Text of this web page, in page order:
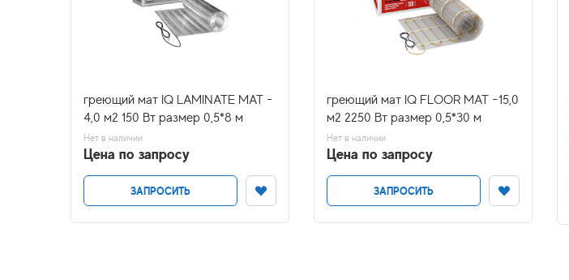
греющий мат IQ LAMINATE MAT -
4,0 м2 150 Вт размер 0,5*8 м
Нет в наличии
Цена по запросу
ЗАПРОСИТЬ
греющий мат IQ FLOOR MAT -15,0
м2 2250 Вт размер 0,5*30 м
Нет в наличии
Цена по запросу
ЗАПРОСИТЬ